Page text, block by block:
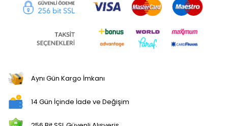
Aynı Gün Kargo İmkanı
14 Gün İçinde İade ve Değişim